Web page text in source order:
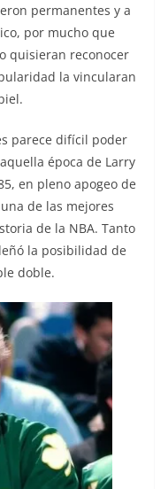
permanentes y a
por mucho que
quisieran reconocer
la vincularan
parece difícil poder
época de Larry
en pleno apogeo de
de las mejores
de la NBA. Tanto
la posibilidad de
doble.